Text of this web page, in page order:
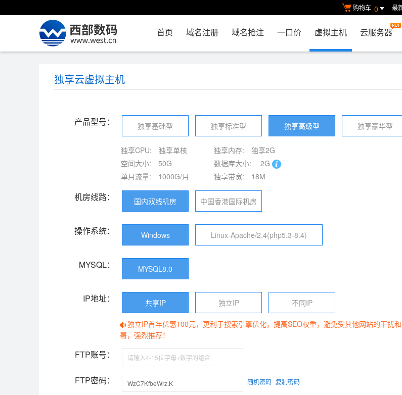
购物车 0 最
首页 域名注册 域名抢注 一口价 虚拟主机 云服务器
独享云虚拟主机
产品型号： 独享基础型 独享标准型 独享高级型 独享豪华型
独享CPU: 独享单核 独享内存:
独享2G
空间大小:
50G 数据库大小:
2G
单月流量:
1000G/月 独享带宽: 18M
机房线路： 国内双线机房 中国香港国际机房
操作系统： Windows Linux-Apache/2.4(php5.3-8.4)
MYSQL： MYSQL8.0
IP地址： 共享IP 独立IP 不同IP
独立IP首年优惠100元，更利于搜索引擎优化，提高SEO权重，避免受其他网站的干扰
署，强烈推荐！
FTP账号：
FTP密码： 随机密码 复制密码